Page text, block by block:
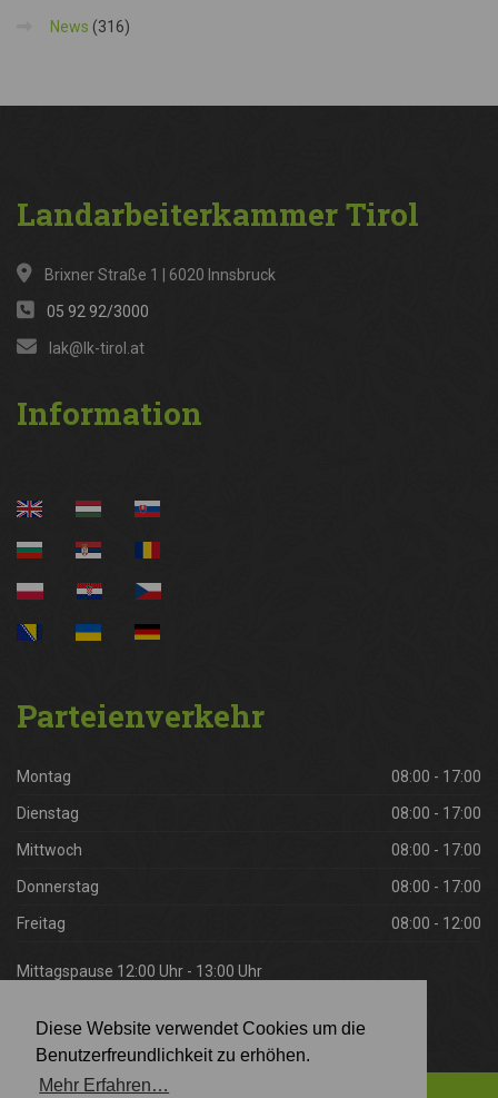
Diese Website verwendet Cookies um die
Benutzerfreundlichkeit zu erhöhen.
Mehr Erfahren…
News (316)
LandarbeiterkammerTirol
Brixner Straße 1 | 6020 Innsbruck
05 92 92/3000
lak@lk-tirol.at
Information
Parteienverkehr
Montag 08:00 - 17:00
Dienstag 08:00 - 17:00
Mittwoch 08:00 - 17:00
Donnerstag 08:00 - 17:00
Freitag 08:00 - 12:00
Mittagspause 12:00 Uhr - 13:00 Uhr